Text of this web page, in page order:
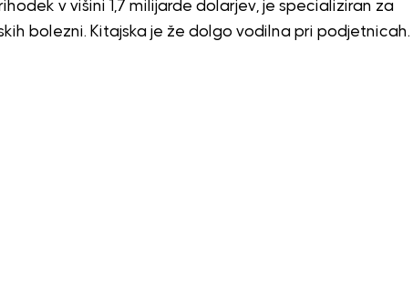
v višini 1,7 milijarde dolarjev, je specializiran za
bolezni. Kitajska je že dolgo vodilna pri podjetnicah.